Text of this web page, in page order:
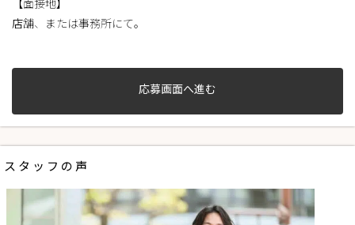
店舗、または事務所にて。
応募画面へ進む
スタッフの声